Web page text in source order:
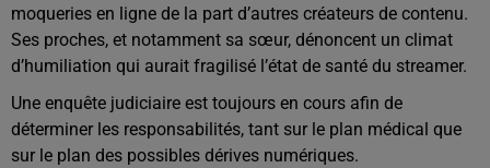
moqueries en ligne de la part d’autres créateurs de contenu.
Ses proches, et notamment sa sœur, dénoncent un climat
d’humiliation qui aurait fragilisé l’état de santé du streamer.
Une enquête judiciaire est toujours en cours afin de
déterminer les responsabilités, tant sur le plan médical que
sur le plan des possibles dérives numériques.